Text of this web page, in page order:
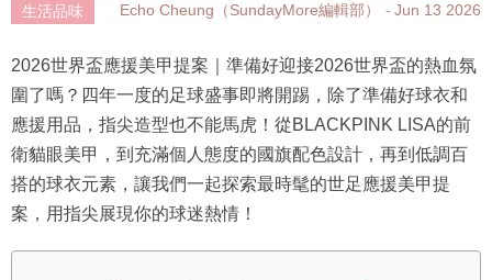
生活品味 Echo Cheung（SundayMore編輯部） Jun 13 2026
2026世界盃應援美甲提案｜準備好迎接2026世界盃的熱血氛
圍了嗎？四年一度的足球盛事即將開踢，除了準備好球衣和
應援用品，指尖造型也不能馬虎！從BLACKPINK LISA的前
衛貓眼美甲，到充滿個人態度的國旗配色設計，再到低調百
搭的球衣元素，讓我們一起探索最時髦的世足應援美甲提
案，用指尖展現你的球迷熱情！